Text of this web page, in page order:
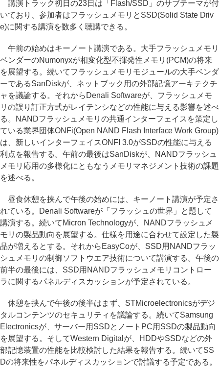
講演トラック初日の23日は「Flash/SSD」のサブテーマが付
いており、参加者はフラッシュメモリとSSD(Solid State Driv
e)に関する講演を数多く聴講できる。
午前の始めはキーノート講演である。大手フラッシュメモリ
ベンダーのNumonyxが相変化型不揮発性メモリ(PCM)の将来
を展望する。続いてフラッシュメモリモジュールの大手ベンダ
ーであるSanDiskが、ネットブック用の外部記憶アーキテクチ
ャを議論する。それからDenali Softwareが、フラッシュメモ
リの誤り訂正方式がレイテンシなどの性能に与える影響を述べ
る。NANDフラッシュメモリの共通インターフェイスを策定し
ている業界団体ONFi(Open NAND Flash Interface Work Group)
は、新しいインターフェイスONFI 3.0がSSDの性能に与える
利点を報告する。午前の最後はSanDiskが、NANDフラッシュ
メモリ応用の多様化にともなうメモリマネジメント技術の課題
を述べる。
昼食休憩を挟んで午後の始めには、キーノート講演が予定さ
れている。Denali Softwareが「フラッシュの世界」と題して
講演する。続いてMicron Technologyが、NANDフラッシュメ
モリの製品動向を展望する。仕様を用途に合わせて設定した製
品が増えるとする。それからEasyCoが、SSD用NANDフラッ
シュメモリの制御ソフトウエア技術について講演する。午後の
前半の最後には、SSD用NANDフラッシュメモリコントロー
ラに関するパネルディスカッションが予定されている。
休憩を挟んで午後の後半はまず、STMicroelectronicsがデジ
タルコンテンツのセキュリティを議論する。続いてSamsung
Electronicsが、サーバー用SSDとノートPC用SSDの製品動向
を展望する。そしてWestern Digitalが、HDDやSSDなどの外
部記憶装置の性能を比較検討した結果を報告する。続いてSS
Dの将来性をパネルディスカッションで討議する予定である。